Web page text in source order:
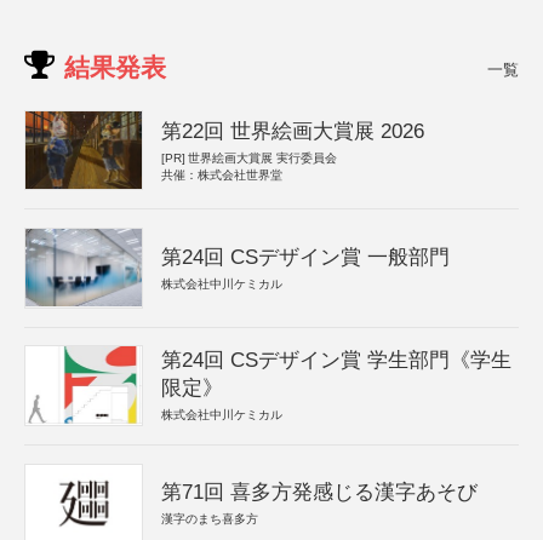
結果発表 一覧
第22回 世界絵画大賞展 2026
[PR] 世界絵画大賞展 実行委員会
共催：株式会社世界堂
第24回 CSデザイン賞 一般部門
株式会社中川ケミカル
第24回 CSデザイン賞 学生部門《学生
限定》
株式会社中川ケミカル
第71回 喜多方発感じる漢字あそび
漢字のまち喜多方